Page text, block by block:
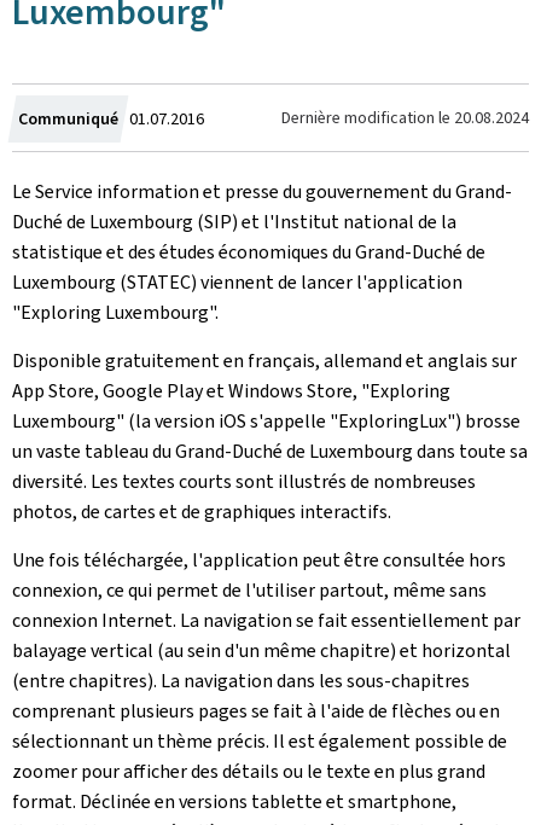
Luxembourg"
Communiqué Crée
le
01.07.2016 Dernière modification le 20.08.2024
Le Service information et presse du gouvernement du Grand-
Duché de Luxembourg (SIP) et l'Institut national de la
statistique et des études économiques du Grand-Duché de
Luxembourg (STATEC) viennent de lancer l'application
"Exploring Luxembourg".
Disponible gratuitement en français, allemand et anglais sur
App Store, Google Play et Windows Store, "Exploring
Luxembourg" (la version iOS s'appelle "ExploringLux") brosse
un vaste tableau du Grand-Duché de Luxembourg dans toute sa
diversité. Les textes courts sont illustrés de nombreuses
photos, de cartes et de graphiques interactifs.
Une fois téléchargée, l'application peut être consultée hors
connexion, ce qui permet de l'utiliser partout, même sans
connexion Internet. La navigation se fait essentiellement par
balayage vertical (au sein d'un même chapitre) et horizontal
(entre chapitres). La navigation dans les sous-chapitres
comprenant plusieurs pages se fait à l'aide de flèches ou en
sélectionnant un thème précis. Il est également possible de
zoomer pour afficher des détails ou le texte en plus grand
format. Déclinée en versions tablette et smartphone,